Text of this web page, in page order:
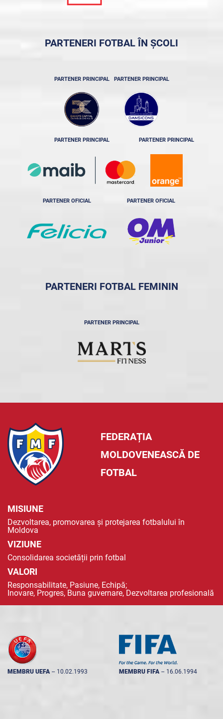
PARTENERI FOTBAL ÎN ȘCOLI
PARTENER PRINCIPAL PARTENER PRINCIPAL
PARTENER PRINCIPAL PARTENER PRINCIPAL
PARTENER OFICIAL PARTENER OFICIAL
PARTENERI FOTBAL FEMININ
PARTENER PRINCIPAL
FEDERAȚIA
MOLDOVENEASCĂ DE
FOTBAL
MISIUNE
Dezvoltarea, promovarea și protejarea fotbalului în
Moldova
VIZIUNE
Consolidarea societății prin fotbal
VALORI
Responsabilitate, Pasiune, Echipă;
Inovare, Progres, Buna guvernare, Dezvoltarea profesională
MEMBRU UEFA -- 10.02.1993 MEMBRU FIFA -- 16.06.1994